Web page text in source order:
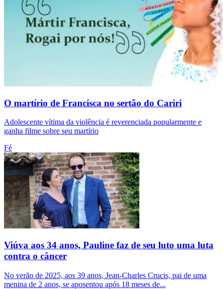
O martírio de Francisca no sertão do Cariri
Adolescente vítima da violência é reverenciada popularmente e
ganha filme sobre seu martírio
Fé
Viúva aos 34 anos, Pauline faz de seu luto uma luta
contra o câncer
No verão de 2025, aos 39 anos, Jean-Charles Crucis, pai de uma
menina de 2 anos, se aposentou após 18 meses de...